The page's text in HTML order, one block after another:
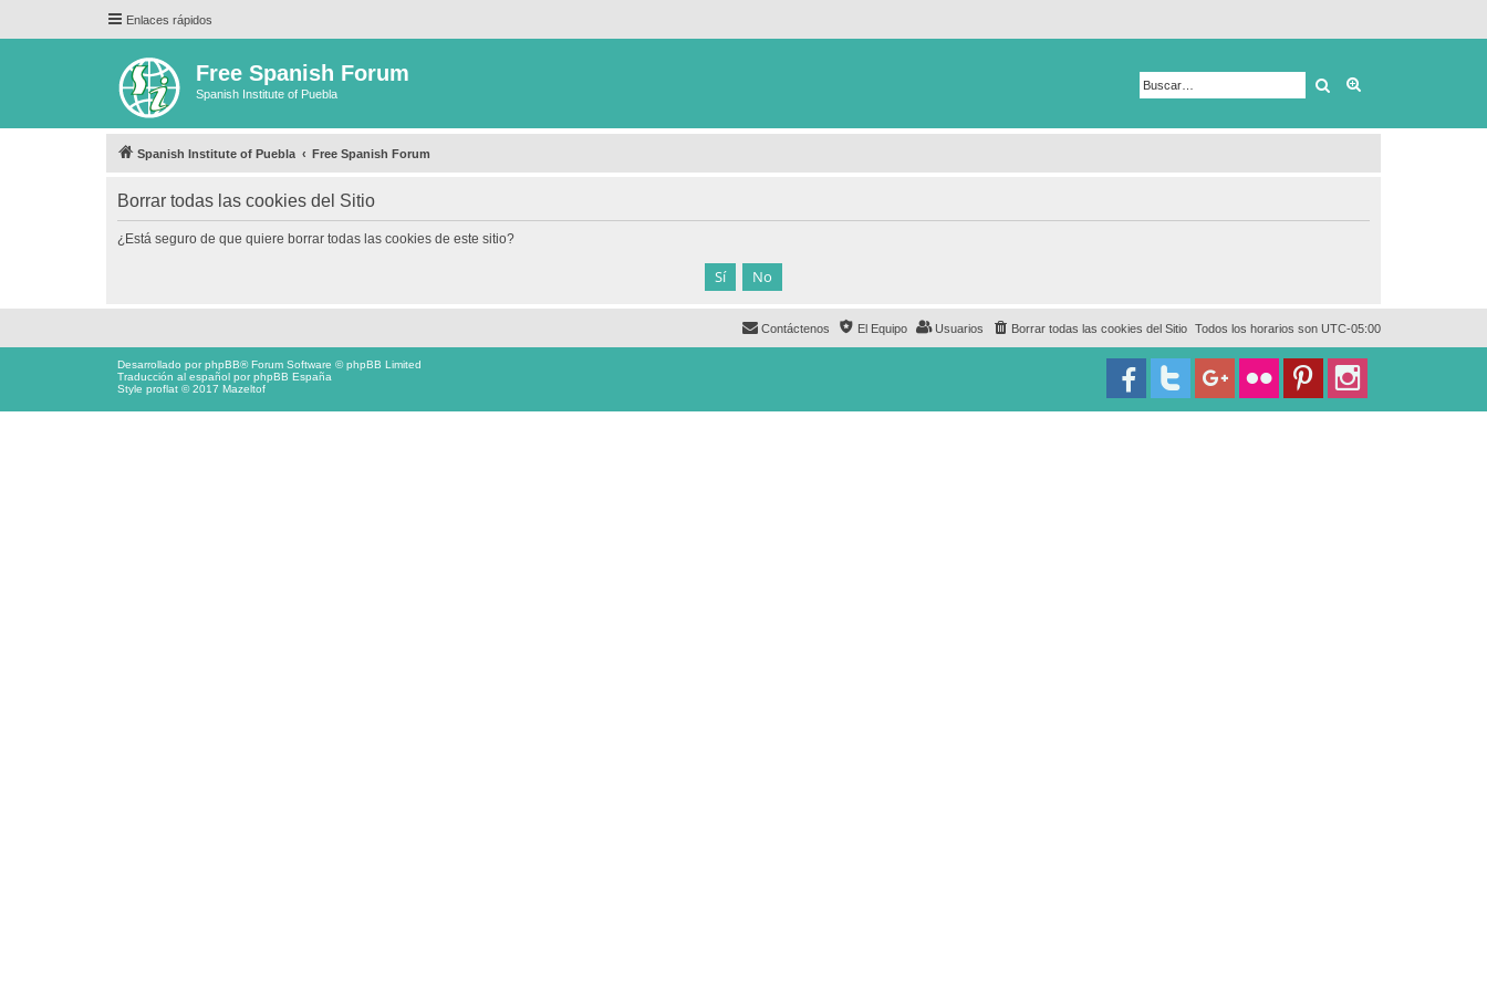
Enlaces rápidos
Free Spanish Forum
Spanish Institute of Puebla Buscar
Spanish Institute of Puebla Free Spanish Forum
Borrar todas las cookies del Sitio
¿Está seguro de que quiere borrar todas las cookies de este sitio?
Todos los horarios son UTC-05:00
Borrar todas las cookies del Sitio
Usuarios
El Equipo
Contáctenos
Desarrollado porphpBB® Forum Software © phpBB Limited
Traducción al español porphpBB España
Style proflat © 2017 Mazeltof